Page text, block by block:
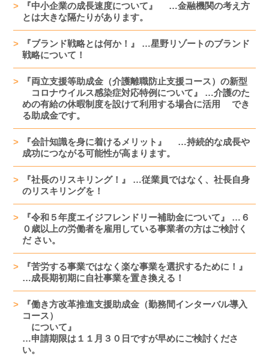
『中小企業の成長速度について』 …金融機関の考え方
とは大きな隔たりがあります。
『ブランド戦略とは何か！』 …星野リゾートのブランド
戦略について！
『両立支援等助成金（介護離職防止支援コース）の新型
コロナウイルス感染症対応特例について』 …介護のた
めの有給の休暇制度を設けて利用する場合に活用 でき
る助成金です。
『会計知識を身に着けるメリット』 …持続的な成長や
成功につながる可能性が高まります。
『社長のリスキリング！』 …従業員ではなく、社長自身
のリスキリングを！
『令和５年度エイジフレンドリー補助金について』 …６
０歳以上の労働者を雇用している事業者の方はご検討く
だ さい。
『苦労する事業ではなく楽な事業を選択するために！』
…成長期初期に自社事業を置き換える！
『働き方改革推進支援助成金（勤務間インターバル導入
コース）
について』
…申請期限は１１月３０日ですが早めにご検討くださ
い。